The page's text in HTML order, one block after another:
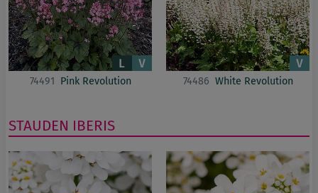
74491 Pink Revolution 74486 White Revolution
STAUDEN IBERIS